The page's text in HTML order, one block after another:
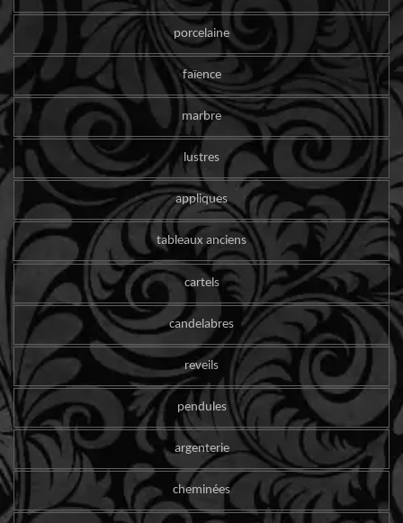
porcelaine
faïence
marbre
lustres
appliques
tableaux anciens
cartels
candelabres
reveils
pendules
argenterie
cheminées